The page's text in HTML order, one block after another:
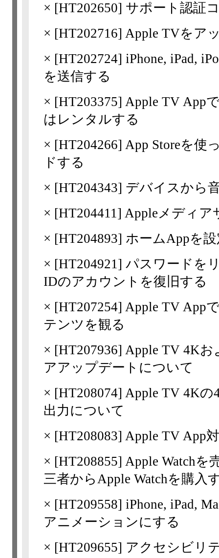
× [HT202650] サポート認証
× [HT202716] Apple TVをア
× [HT202724] iPhone, iPad,
を送信する
× [HT203375] Apple TV App
はレンタルする
× [HT204266] App Storeを使
ドする
× [HT204343] デバイスから
× [HT204411] Appleメディア
× [HT204893] ホームAppを
× [HT204921] パスワードを
IDのアカウントを復旧する
× [HT207254] Apple TV App
テンツを観る
× [HT207936] Apple TV 4K
アアップデートについて
× [HT208074] Apple TV 4K
出力について
× [HT208083] Apple TV App
× [HT208855] Apple Watchを
三者からApple Watchを購
× [HT209558] iPhone, iPad,
アニメーションにする
× [HT209655] アクセシビリ